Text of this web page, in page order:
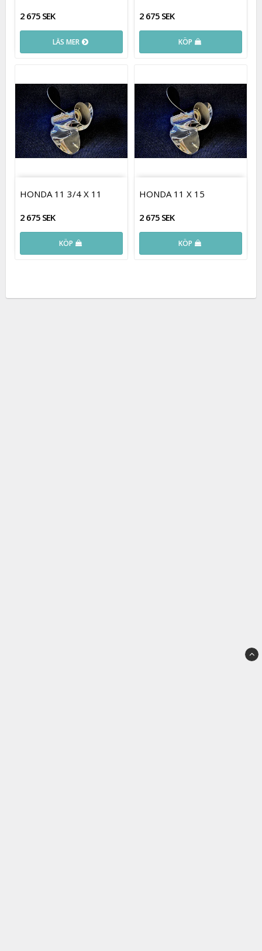
2 675 SEK
LÄS MER
2 675 SEK
KÖP
HONDA 11 3/4 X 11
2 675 SEK
KÖP
HONDA 11 X 15
2 675 SEK
KÖP